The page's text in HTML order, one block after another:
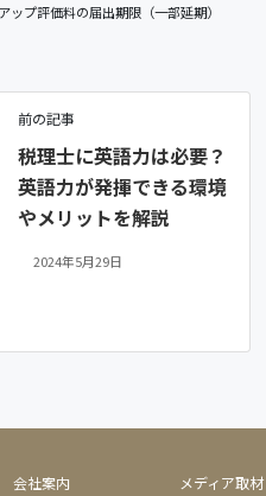
ップ評価料の届出期限（一部延期）
前の記事
税理士に英語力は必要？
英語力が発揮できる環境
やメリットを解説
2024年5月29日
会社案内 メディア取材